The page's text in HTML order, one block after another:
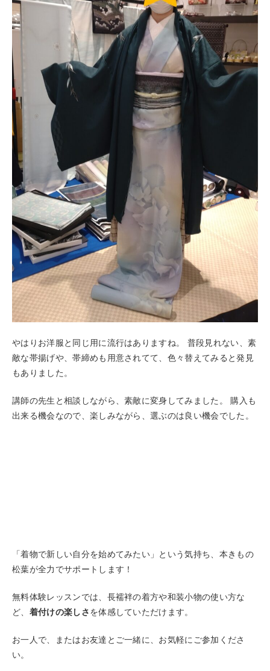
やはりお洋服と同じ用に流行はありますね。 普段見れない、素
敵な帯揚げや、帯締めも用意されてて、色々替えてみると発見
もありました。
講師の先生と相談しながら、素敵に変身してみました。 購入も
出来る機会なので、楽しみながら、選ぶのは良い機会でした。
「着物で新しい自分を始めてみたい」という気持ち、本きもの
松葉が全力でサポートします！
無料体験レッスンでは、長襦袢の着方や和装小物の使い方な
ど、 着付けの楽しさを体感していただけます。
お一人で、またはお友達とご一緒に、お気軽にご参加くださ
い。